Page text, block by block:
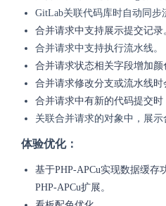
GitLab关联代码库时自动同步
合并请求中支持展示提交记录
合并请求中支持执行流水线。
合并请求状态相关字段增加颜
合并请求修改分支或流水线时
合并请求中有新的代码提交时
关联合并请求的对象中，展示
体验优化：
基于PHP-APCu实现数据缓存
PHP-APCu扩展。